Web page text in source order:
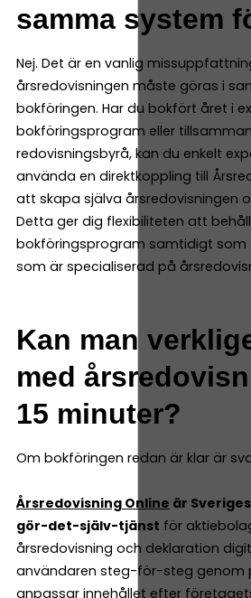
samma system
Nej. Det är en vanlig
årsredovisningen måste göras i
bokföringen. Har du bokfört året i
bokföringsprogram eller
redovisningsbyrå, kan du enkelt
använda en direktkoppling till
att skapa själva årsredovisningen
Detta ger dig flexibiliteten att
bokföringsprogram samtidigt som
som är specialiserad på
Kan man
med
15 minuter?
Om bokföringen redan är klar är
Årsredovisning Online är
gör-det-själv-tjänst för
årsredovisning och deklaration
användaren steg-för-steg genom
anpassar innehållet efter